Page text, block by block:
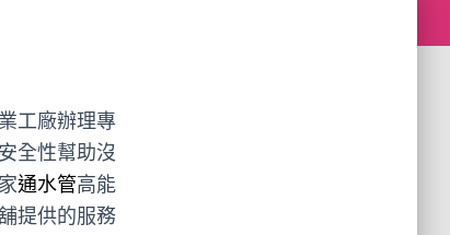
工廠辦理專
全性幫助沒
通水管高能
提供的服務